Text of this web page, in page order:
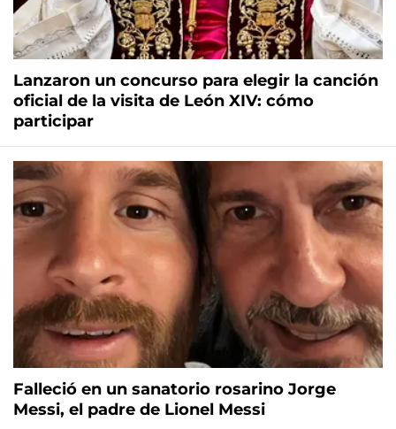
Lanzaron un concurso para elegir la canción
oficial de la visita de León XIV: cómo
participar
Falleció en un sanatorio rosarino Jorge
Messi, el padre de Lionel Messi